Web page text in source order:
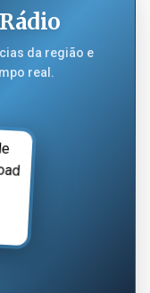
da região e
real.